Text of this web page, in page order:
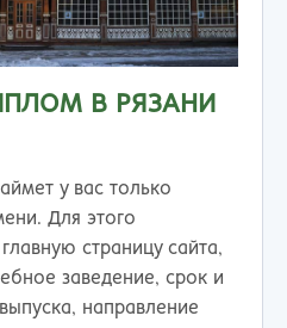
В РЯЗАНИ
у вас только
Для этого
страницу сайта,
заведение, срок и
направление